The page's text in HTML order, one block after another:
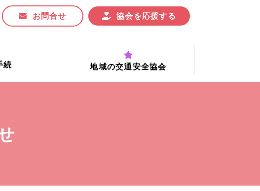
お問合せ 協会を応援する
続
及び受付時間
地域の交通安全協会